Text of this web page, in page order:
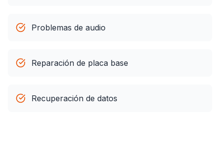
Problemas de audio
Reparación de placa base
Recuperación de datos